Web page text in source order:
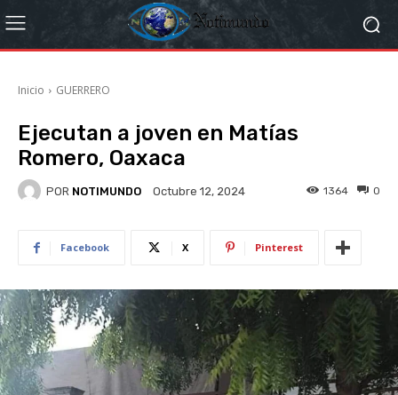
Inicio GUERRERO
Ejecutan a joven en Matías
Romero, Oaxaca
POR NOTIMUNDO Octubre 12, 2024 0
1364
Facebook X Pinterest